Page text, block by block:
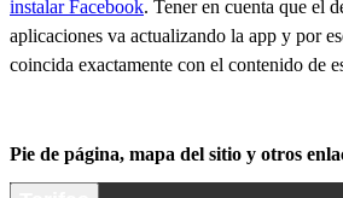
instalar Facebook. Tener en cuenta que el
aplicaciones va actualizando la app y por
coincida exactamente con el contenido de
Pie de página, mapa del sitio y otros